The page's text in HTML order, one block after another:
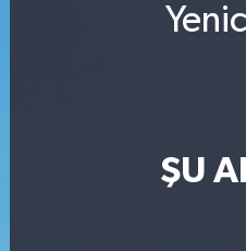
ŞU
Durumu ve Fikstür
Haberleri